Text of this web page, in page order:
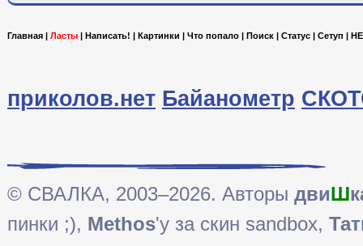
Главная | Ласты | Написать! | Картинки | Что попало | Поиск | Статус | Сетуп |
приколов.нет Байанометр
© СВАЛКА, 2003–2026. Авторы двиШ
пинки ;), Methos'у за скин sandbox,